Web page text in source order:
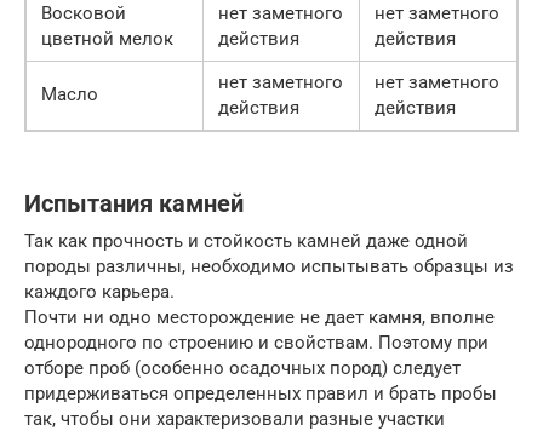
Восковой
цветной мелок
нет заметного
действия
нет заметного
действия
Масло
нет заметного
действия
нет заметного
действия
Испытания камней
Так как прочность и стойкость камней даже одной
породы различны, необходимо испытывать образцы из
каждого карьера.
Почти ни одно месторождение не дает камня, вполне
однородного по строению и свойствам. Поэтому при
отборе проб (особенно осадочных пород) следует
придерживаться определенных правил и брать пробы
так, чтобы они характеризовали разные участки